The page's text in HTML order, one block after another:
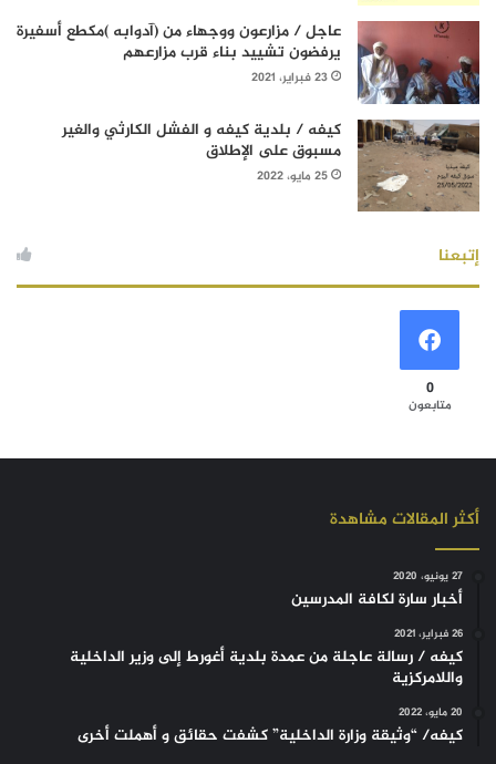
عاجل / مزارعون ووجهاء من (آدوابه )مكطع أسفيرة
يرفضون تشييد بناء قرب مزارعهم
23 فبراير، 2021
كيفه / بلدية كيفه و الفشل الكارثي والغير
مسبوق على الإطلاق
25 مايو، 2022
إتبعنا
0
متابعون
أكثر المقالات مشاهدة
27 يونيو، 2020
أخبار سارة لكافة المدرسين
26 فبراير، 2021
كيفه / رسالة عاجلة من عمدة بلدية أغورط إلى وزير الداخلية
واللامركزية
20 مايو، 2022
كيفه/ “وثيقة وزارة الداخلية” كشفت حقائق و أهملت أخرى